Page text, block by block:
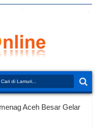
Aceh Besar Gelar